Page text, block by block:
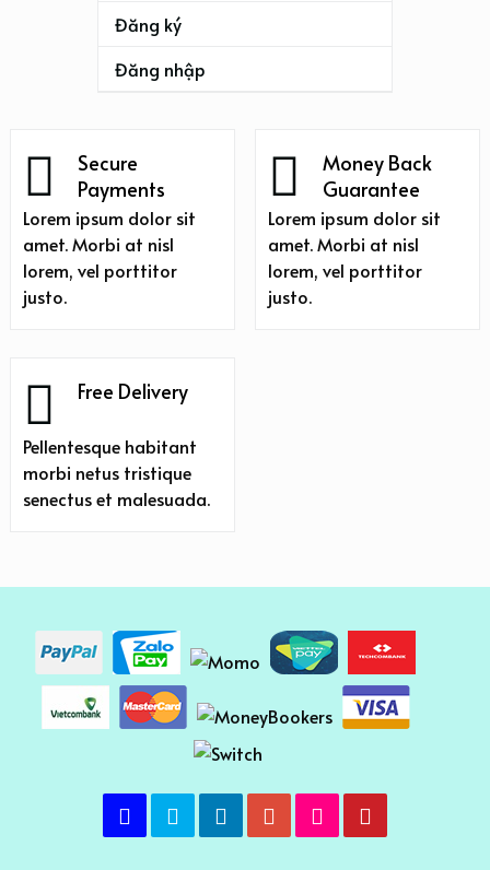
Đăng ký
Đăng nhập
Secure
Payments
Lorem ipsum dolor sit
amet. Morbi at nisl
lorem, vel porttitor
justo.
Money Back
Guarantee
Lorem ipsum dolor sit
amet. Morbi at nisl
lorem, vel porttitor
justo.
Free Delivery
Pellentesque habitant
morbi netus tristique
senectus et malesuada.